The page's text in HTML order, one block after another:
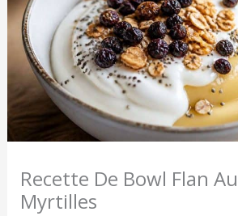
Recette De Bowl Flan
Myrtilles